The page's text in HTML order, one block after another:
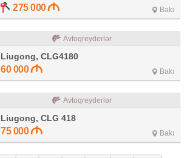
275 000 Bakı
Avtoqreyderlər
Liugong, CLG4180
60 000 Bakı
Avtoqreyderlər
Liugong, CLG 418
75 000 Bakı